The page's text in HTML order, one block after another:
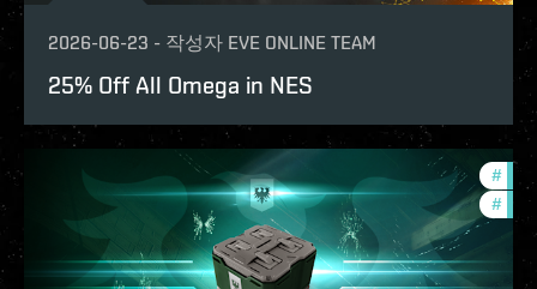
2026-06-23 - 작성자 EVE ONLINE TEAM
25% Off All Omega in NES
#
#